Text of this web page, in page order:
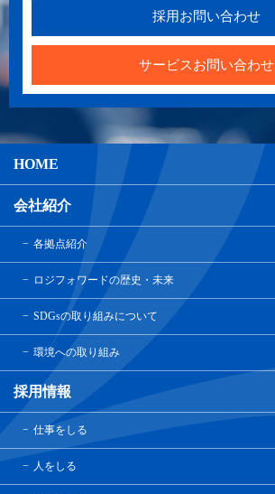
採用お問い合わせ
サービスお問い合わせ
HOME
会社紹介
各拠点紹介
ロジフォワードの歴史・未来
SDGsの取り組みについて
環境への取り組み
採用情報
仕事をしる
人をしる